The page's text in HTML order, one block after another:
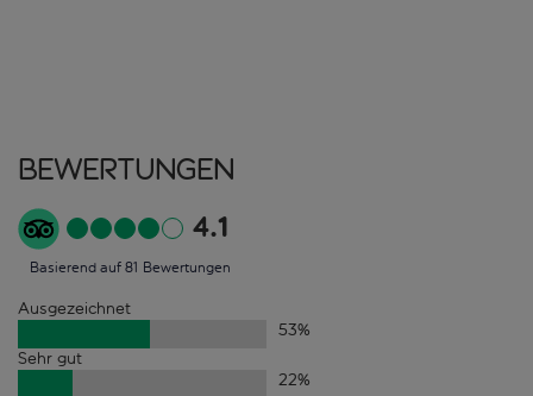
Bewertungen
4.1
Basierend auf 81 Bewertungen
Ausgezeichnet
53%
Sehr gut
22%